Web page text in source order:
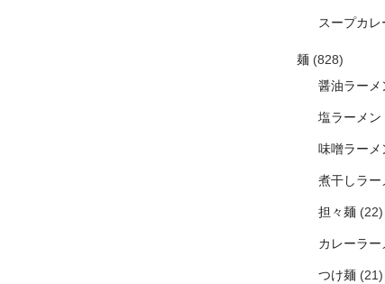
スープカレ
麺(828)
醤油ラーメ
塩ラーメン
味噌ラーメ
煮干しラー
担々麺(22)
カレーラー
つけ麺(21)